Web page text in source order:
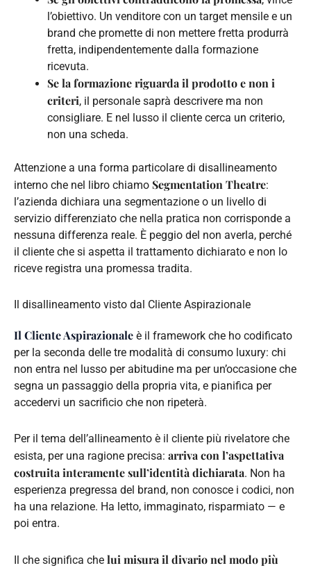
l’obiettivo. Un venditore con un target mensile e un
brand che promette di non mettere fretta produrrà
fretta, indipendentemente dalla formazione
ricevuta.
Se la formazione riguarda il prodotto e non i
criteri, il personale saprà descrivere ma non
consigliare. E nel lusso il cliente cerca un criterio,
non una scheda.
Attenzione a una forma particolare di disallineamento
interno che nel libro chiamo Segmentation Theatre:
l’azienda dichiara una segmentazione o un livello di
servizio differenziato che nella pratica non corrisponde a
nessuna differenza reale. È peggio del non averla, perché
il cliente che si aspetta il trattamento dichiarato e non lo
riceve registra una promessa tradita.
Il disallineamento visto dal Cliente Aspirazionale
Il Cliente Aspirazionale è il framework che ho codificato
per la seconda delle tre modalità di consumo luxury: chi
non entra nel lusso per abitudine ma per un’occasione che
segna un passaggio della propria vita, e pianifica per
accedervi un sacrificio che non ripeterà.
Per il tema dell’allineamento è il cliente più rivelatore che
esista, per una ragione precisa: arriva con l’aspettativa
costruita interamente sull’identità dichiarata. Non ha
esperienza pregressa del brand, non conosce i codici, non
ha una relazione. Ha letto, immaginato, risparmiato — e
poi entra.
Il che significa che lui misura il divario nel modo più